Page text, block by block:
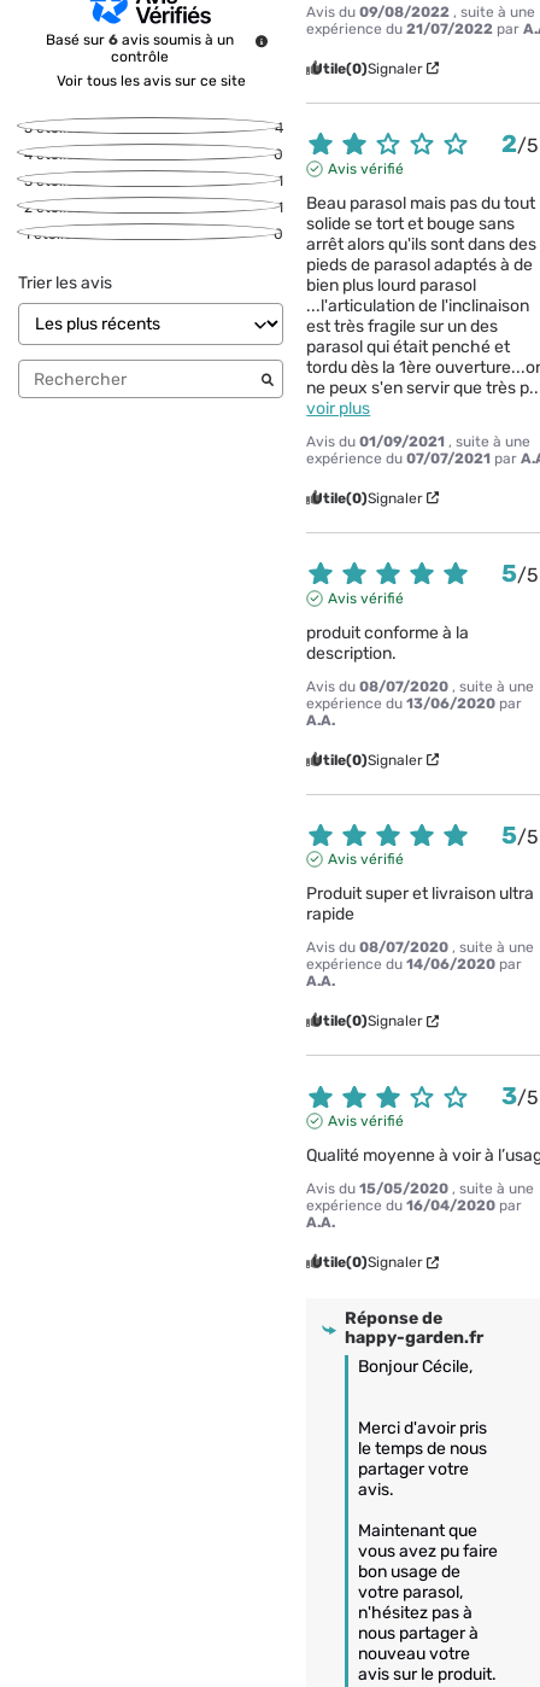
Basé sur 6 avis soumis à un
contrôle
Voir tous les avis sur ce site
5étoiles
4
4étoiles
0
3étoiles
1
2étoiles
1
1étoile 0
Trier les avis
Avis du09/08/2022 , suite à une
expérience du21/07/2022 par
Utile(0)Signaler
2/5
Avis vérifié
Beau parasol mais pas du tout
solide se tort et bouge sans
arrêt alors qu'ils sont dans des
pieds de parasol adaptés à de
bien plus lourd parasol
...l'articulation de l'inclinaison
est très fragile sur un des
parasol qui était penché et
tordu dès la 1ère
ne peux s'en servir que très p
voir plus
Avis du01/09/2021 , suite à une
expérience du07/07/2021 par
Utile(0)Signaler
5/5
Avis vérifié
produit conforme à la
description.
Avis du08/07/2020 , suite à une
expérience du13/06/2020 par
A.A.
Utile(0)Signaler
5/5
Avis vérifié
Produit super et livraison ultra
rapide
Avis du08/07/2020 , suite à une
expérience du14/06/2020 par
A.A.
Utile(0)Signaler
3/5
Avis vérifié
Qualité moyenne à voir à
Avis du15/05/2020 , suite à une
expérience du16/04/2020 par
A.A.
Utile(0)Signaler
Réponse de
happy-garden.fr
Bonjour Cécile,
Merci d'avoir pris
le temps de nous
partager votre
avis.
Maintenant que
vous avez pu faire
bon usage de
votre parasol,
n'hésitez pas à
nous partager à
nouveau votre
avis sur le produit.